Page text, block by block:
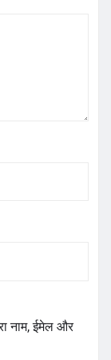
नाम, ईमेल और